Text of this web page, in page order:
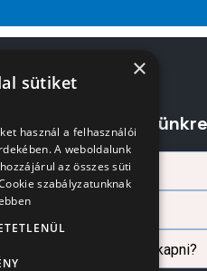
fel
×
sütiket
használ a felhasználói
A weboldalunk
az összes süti
szabályzatunknak